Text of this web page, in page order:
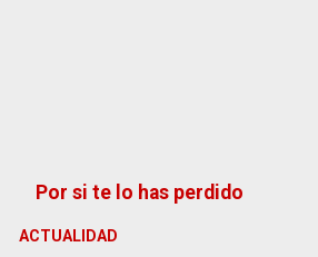
Por si te lo has perdido
ACTUALIDAD